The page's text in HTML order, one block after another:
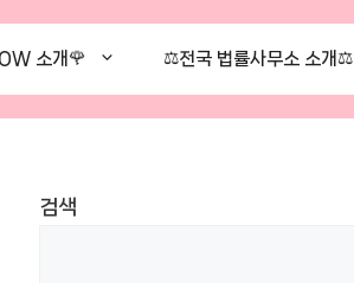
소개🌹 ⚖️전국 법률사무소 소개⚖️
검색